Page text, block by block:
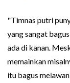
"Timnas putri
yang sangat
ada di kanan.
memainkan
itu bagus